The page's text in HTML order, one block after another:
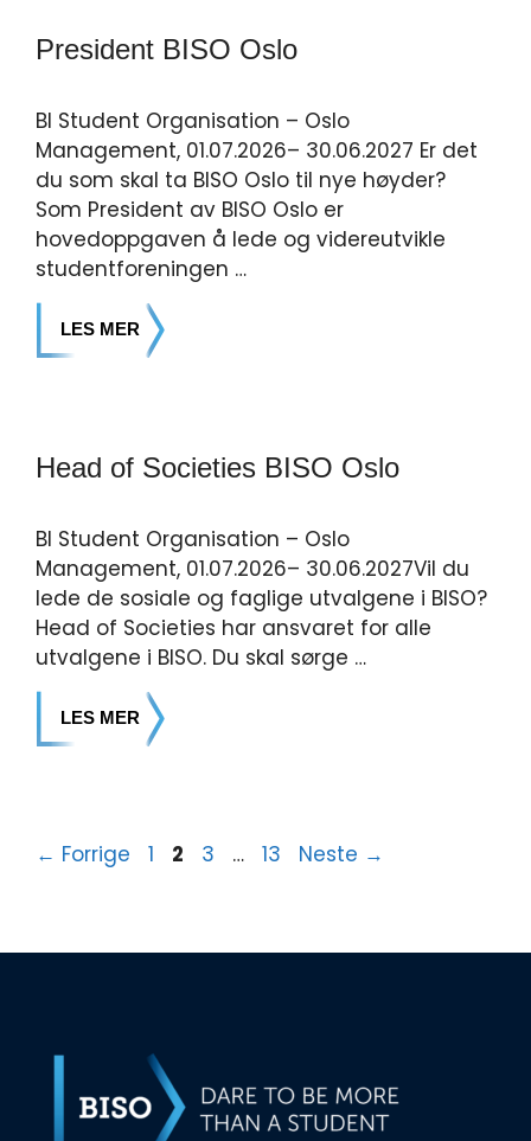
President BISO Oslo
BI Student Organisation – Oslo
Management, 01.07.2026– 30.06.2027 Er det
du som skal ta BISO Oslo til nye høyder?
Som President av BISO Oslo er
hovedoppgaven å lede og videreutvikle
studentforeningen …
LES MER
Head of Societies BISO Oslo
BI Student Organisation – Oslo
Management, 01.07.2026– 30.06.2027Vil du
lede de sosiale og faglige utvalgene i BISO?
Head of Societies har ansvaret for alle
utvalgene i BISO. Du skal sørge …
LES MER
← Forrige 1 2 3 … 13 Neste →